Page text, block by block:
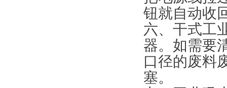
钮就自动收
六、干式工
器。如需要
口径的废料
塞。